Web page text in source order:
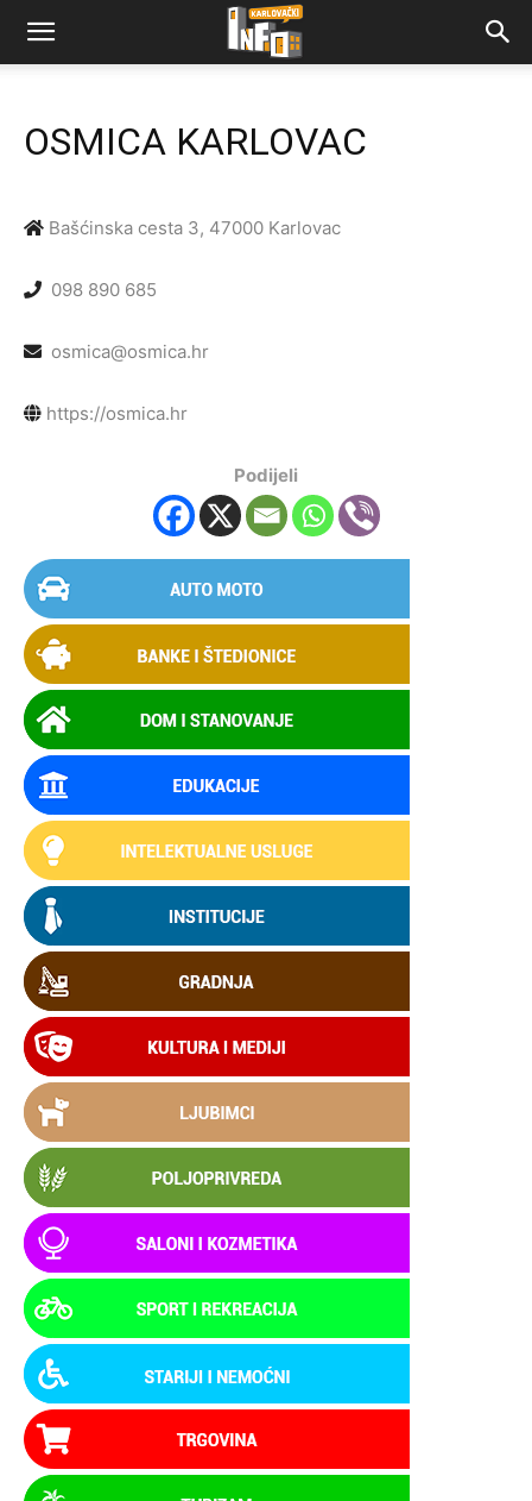
OSMICA KARLOVAC
Bašćinska cesta 3, 47000 Karlovac
098 890 685
osmica@osmica.hr
https://osmica.hr
Podijeli